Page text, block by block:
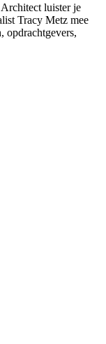
luister je
Tracy Metz mee
opdrachtgevers,